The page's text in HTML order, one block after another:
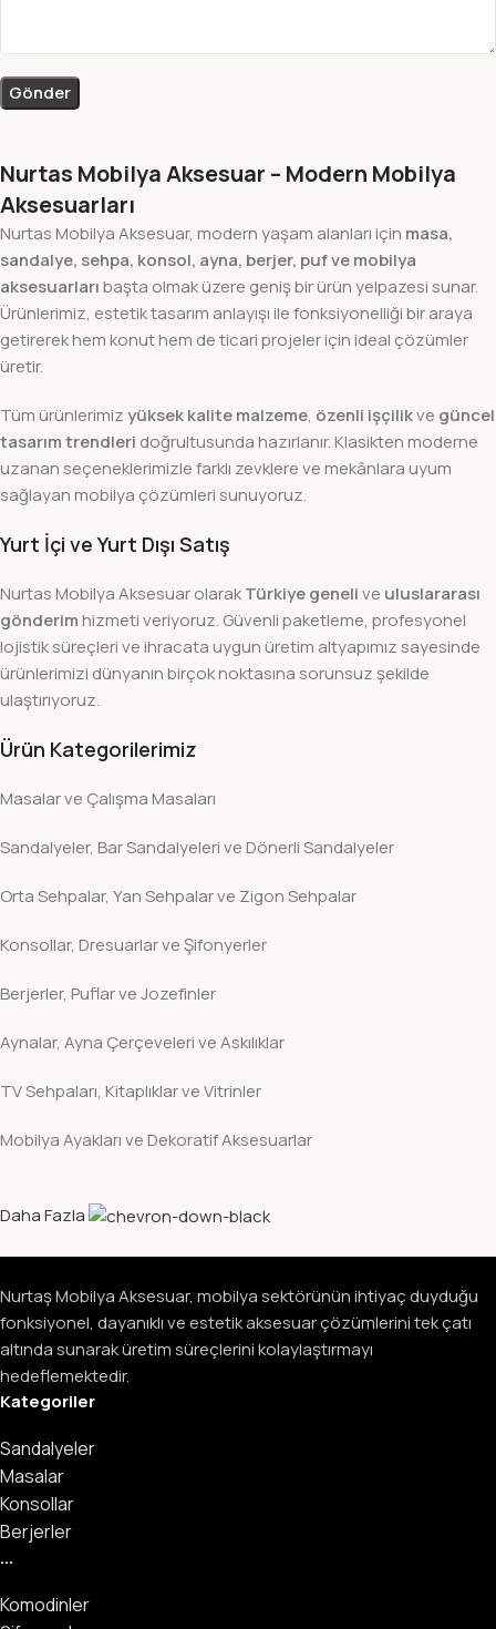
Nurtas Mobilya Aksesuar – Modern Mobilya
Aksesuarları
Nurtas Mobilya Aksesuar, modern yaşam alanları için masa,
sandalye, sehpa, konsol, ayna, berjer, puf ve mobilya
aksesuarlarıbaşta olmak üzere geniş bir ürün yelpazesi sunar.
Ürünlerimiz, estetik tasarım anlayışı ile fonksiyonelliği bir araya
getirerek hem konut hem de ticari projeler için ideal çözümler
üretir.
Tüm ürünlerimizyüksek kalite malzeme, özenli işçilikve güncel
tasarım trendleri doğrultusunda hazırlanır. Klasikten moderne
uzanan seçeneklerimizle farklı zevklere ve mekânlara uyum
sağlayan mobilya çözümleri sunuyoruz.
Yurt İçi ve Yurt Dışı Satış
Nurtas Mobilya Aksesuar olarakTürkiye genelive uluslararası
gönderim hizmeti veriyoruz. Güvenli paketleme, profesyonel
lojistik süreçleri ve ihracata uygun üretim altyapımız sayesinde
ürünlerimizi dünyanın birçok noktasına sorunsuz şekilde
ulaştırıyoruz.
Ürün Kategorilerimiz
Masalar ve Çalışma Masaları
Sandalyeler, Bar Sandalyeleri ve Dönerli Sandalyeler
Orta Sehpalar, Yan Sehpalar ve Zigon Sehpalar
Konsollar, Dresuarlar ve Şifonyerler
Berjerler, Puflar ve Jozefinler
Aynalar, Ayna Çerçeveleri ve Askılıklar
TV Sehpaları, Kitaplıklar ve Vitrinler
Mobilya Ayakları ve Dekoratif Aksesuarlar
Daha Fazla
Nurtaş Mobilya Aksesuar, mobilya sektörünün ihtiyaç duyduğu
fonksiyonel, dayanıklı ve estetik aksesuar çözümlerini tek çatı
altında sunarak üretim süreçlerini kolaylaştırmayı
hedeflemektedir.
Kategoriler
Sandalyeler
Masalar
Konsollar
Berjerler
...
Komodinler